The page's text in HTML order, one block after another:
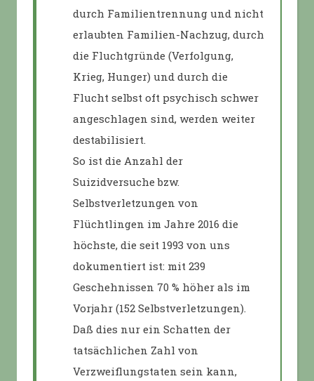
durch Familientrennung und nicht
erlaubten Familien-Nachzug, durch
die Fluchtgründe (Verfolgung,
Krieg, Hunger) und durch die
Flucht selbst oft psychisch schwer
angeschlagen sind, werden weiter
destabilisiert.
So ist die Anzahl der
Suizidversuche bzw.
Selbstverletzungen von
Flüchtlingen im Jahre 2016 die
höchste, die seit 1993 von uns
dokumentiert ist: mit 239
Geschehnissen 70 % höher als im
Vorjahr (152 Selbstverletzungen).
Daß dies nur ein Schatten der
tatsächlichen Zahl von
Verzweiflungstaten sein kann,